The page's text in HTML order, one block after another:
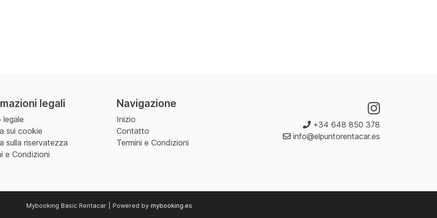
legali
legale
sui cookie
sulla riservatezza
e Condizioni
Navigazione
Inizio
Contatto
Termini e Condizioni
+34 648 850 378
info@elpuntorentacar.es
Mybooking Basic Rentacar | Powered by mybooking.es